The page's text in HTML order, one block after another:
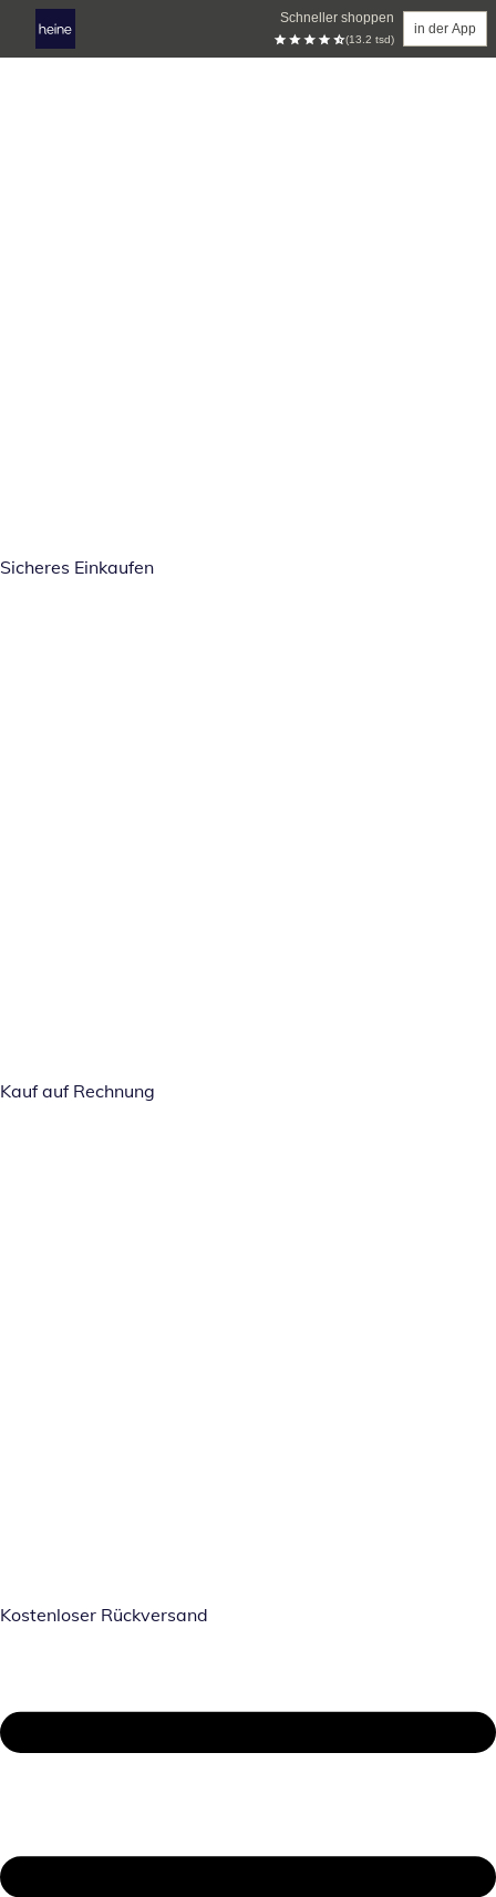
Schneller shoppen
(13.2 tsd)
in der App
Sicheres Einkaufen
Kauf auf Rechnung
Kostenloser Rückversand